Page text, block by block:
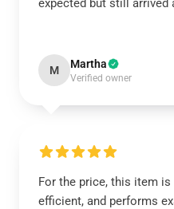
expected but still arrived
M Martha
Verified owner
For the price, this item is
efficient, and performs